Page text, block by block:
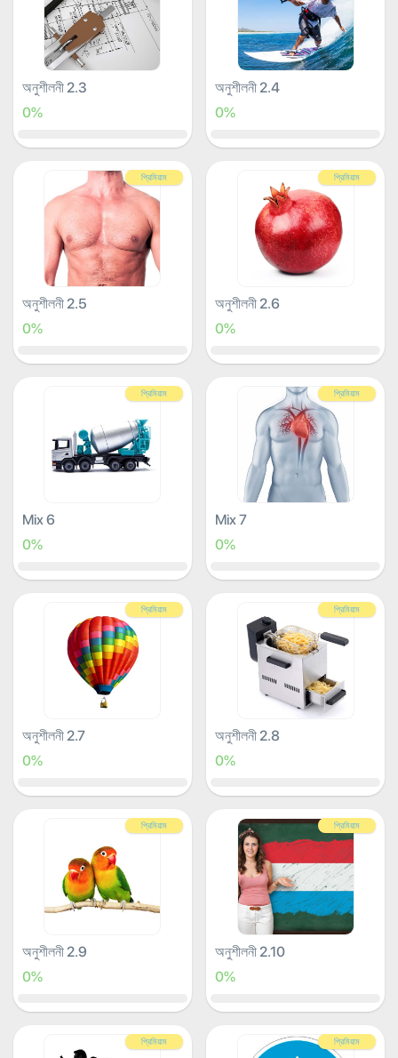
অনুশীলনী 2.3
0%
অনুশীলনী 2.4
0%
প্রিমিয়াম
অনুশীলনী 2.5
0%
প্রিমিয়াম
অনুশীলনী 2.6
0%
প্রিমিয়াম
Mix 6
0%
প্রিমিয়াম
Mix 7
0%
প্রিমিয়াম
অনুশীলনী 2.7
0%
প্রিমিয়াম
অনুশীলনী 2.8
0%
প্রিমিয়াম
অনুশীলনী 2.9
0%
প্রিমিয়াম
অনুশীলনী 2.10
0%
প্রিমিয়াম প্রিমিয়াম